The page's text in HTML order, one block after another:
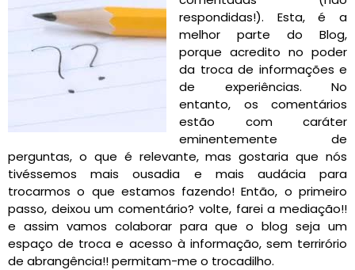
respondidas!). Esta, é a
melhor parte do Blog,
porque acredito no poder
da troca de informações e
de experiências. No
entanto, os comentários
estão com caráter
eminentemente de
perguntas, o que é relevante, mas gostaria que nós
tivéssemos mais ousadia e mais audácia para
trocarmos o que estamos fazendo! Então, o primeiro
passo, deixou um comentário? volte, farei a mediação!!
e assim vamos colaborar para que o blog seja um
espaço de troca e acesso à informação, sem terrirório
de abrangência!! permitam-me o trocadilho.